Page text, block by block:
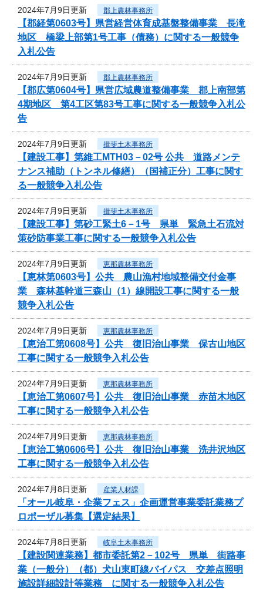
2024年7月9日更新 郡上農林事務所
【郡経第0603号】県営経営体育成基盤整備事業 長滝
地区 橋梁上部第1号工事（債務）に関する一般競争
入札公告
2024年7月9日更新 郡上農林事務所
【郡広第0604号】県営広域農道整備事業 郡上南部第
4期地区 第4工区第83号工事に関する一般競争入札公
告
2024年7月9日更新 揖斐土木事務所
【建設工事】第維工MTH03－02号 公共 道路メンテ
ナンス補助（トンネル修繕）（国補正分）工事に関す
る一般競争入札公告
2024年7月9日更新 揖斐土木事務所
【建設工事】第砂工緊土6－1号 県単 緊急土石流対
策砂防事業工事に関する一般競争入札公告
2024年7月9日更新 恵那農林事務所
【恵林第0603号】公共 農山漁村地域整備交付金事
業 森林基幹道三森山（1）線開設工事に関する一般
競争入札公告
2024年7月9日更新 恵那農林事務所
【恵治工第0608号】公共 復旧治山事業 保古山地区
工事に関する一般競争入札公告
2024年7月9日更新 恵那農林事務所
【恵治工第0607号】公共 復旧治山事業 赤苗木地区
工事に関する一般競争入札公告
2024年7月9日更新 恵那農林事務所
【恵治工第0606号】公共 復旧治山事業 洗井沢地区
工事に関する一般競争入札公告
2024年7月8日更新 産業人材課
「オール岐阜・企業フェス」企画運営事業委託業務プ
ロポーザル募集【選定結果】
2024年7月8日更新 岐阜土木事務所
【建設関連業務】都市委託第2－102号 県単 街路事
業（一般分）（都）犬山東町線バイパス 交差点照明
施設詳細設計等業務 に関する一般競争入札公告